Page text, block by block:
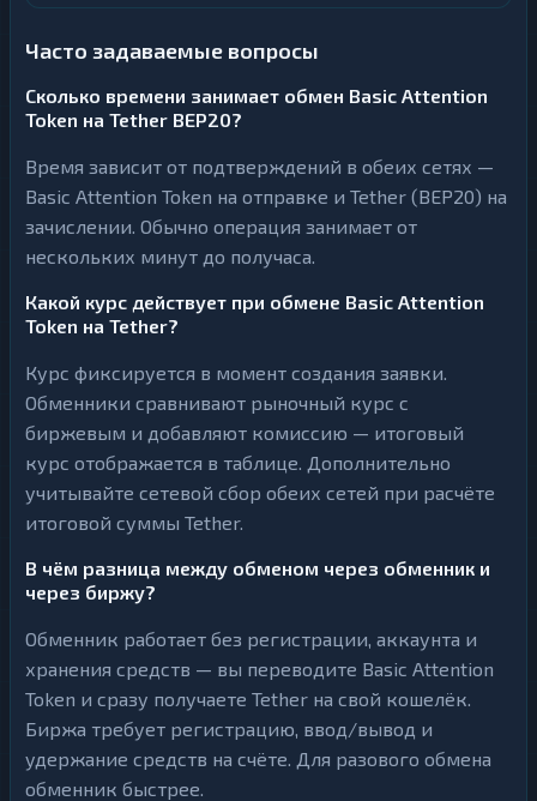
Часто задаваемые вопросы
Сколько времени занимает обмен Basic Attention
Token на Tether BEP20?
Время зависит от подтверждений в обеих сетях —
Basic Attention Token на отправке и Tether (BEP20) на
зачислении. Обычно операция занимает от
нескольких минут до получаса.
Какой курс действует при обмене Basic Attention
Token на Tether?
Курс фиксируется в момент создания заявки.
Обменники сравнивают рыночный курс с
биржевым и добавляют комиссию — итоговый
курс отображается в таблице. Дополнительно
учитывайте сетевой сбор обеих сетей при расчёте
итоговой суммы Tether.
В чём разница между обменом через обменник и
через биржу?
Обменник работает без регистрации, аккаунта и
хранения средств — вы переводите Basic Attention
Token и сразу получаете Tether на свой кошелёк.
Биржа требует регистрацию, ввод/вывод и
удержание средств на счёте. Для разового обмена
обменник быстрее.